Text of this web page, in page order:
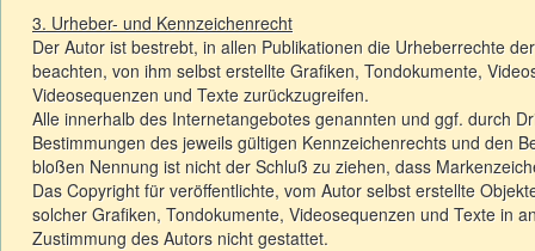
3. Urheber- und Kennzeichenrecht
Der Autor ist bestrebt, in allen Publikationen die Urheberrechte
beachten, von ihm selbst erstellte Grafiken, Tondokumente,
Videosequenzen und Texte zurückzugreifen.
Alle innerhalb des Internetangebotes genannten und ggf. durch
Bestimmungen des jeweils gültigen Kennzeichenrechts und den
bloßen Nennung ist nicht der Schluß zu ziehen, dass
Das Copyright für veröffentlichte, vom Autor selbst erstellte
solcher Grafiken, Tondokumente, Videosequenzen und Texte in
Zustimmung des Autors nicht gestattet.